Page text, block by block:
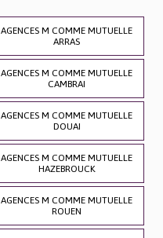
AGENCES M COMME MUTUELLE
ARRAS
AGENCES M COMME MUTUELLE
CAMBRAI
AGENCES M COMME MUTUELLE
DOUAI
AGENCES M COMME MUTUELLE
HAZEBROUCK
AGENCES M COMME MUTUELLE
ROUEN